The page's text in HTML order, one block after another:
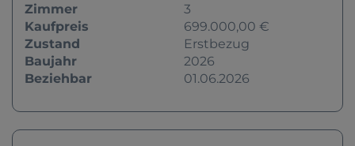
Zimmer
3
Kaufpreis
699.000,00 €
Zustand
Erstbezug
Baujahr
2026
Beziehbar
01.06.2026